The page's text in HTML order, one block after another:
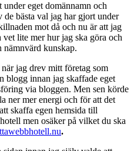
under eget domännamn och
bästa val jag har gjort under
mot då och nu är att jag
lite mer hur jag ska göra och
nämnvärd kunskap.
jag drev mitt företag som
blogg innan jag skaffade eget
via bloggen. Men sen körde
ner mer energi och för att det
skaffa egen hemsida till
men osäker på vilket du ska
.